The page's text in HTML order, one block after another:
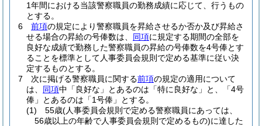
1年間における当該警察職員の勤務成績に応じて、行うもの
とする。
6
前項の規定により警察職員を昇給させるか否か及び昇給さ
せる場合の昇給の号俸数は、 同項に規定する期間の全部を
良好な成績で勤務した警察職員の昇給の号俸数を4号俸とす
ることを標準として人事委員会規則で定める基準に従い決
定するものとする。
7
次に掲げる警察職員に関する前項の規定の適用について
は、 同項中「良好な」とあるのは「特に良好な」と、「4号
俸」とあるのは「1号俸」とする。
(1)
55歳(人事委員会規則で定める警察職員にあっては、
56歳以上の年齢で人事委員会規則で定めるもの)に達した